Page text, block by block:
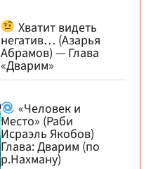
Хватит видеть
негатив… (Азарья
Абрамов) — Глава
«Дварим»
«Человек и
Место» (Раби
Исраэль Якобов)
Глава: Дварим (по
р.Нахману)